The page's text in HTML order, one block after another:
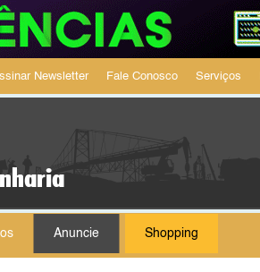
Newsletter Fale Conosco Serviços
Anuncie Shopping